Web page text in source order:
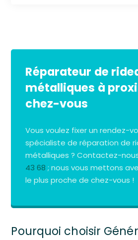
Réparateur de
métalliques à
chez-vous
Vous voulez fixer un rendez-
spécialiste de réparation de
métalliques ? Contactez-
43 68 ; nous vous mettons
le plus proche de chez-vous !
Pourquoi choisir